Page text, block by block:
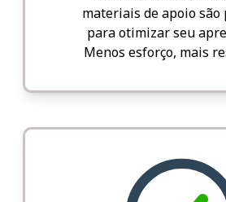
materiais de apoio são
para otimizar seu
Menos esforço, mais